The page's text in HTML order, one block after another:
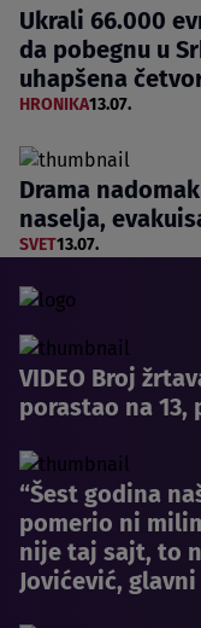
Ukrali 66.000
da pobegnu u
uhapšena
HRONIKA13.07.
Drama
naselja,
SVET13.07.
VIDEO Broj
porastao na
“Šest godina
pomerio ni
nije taj sajt, to
Jovićević,